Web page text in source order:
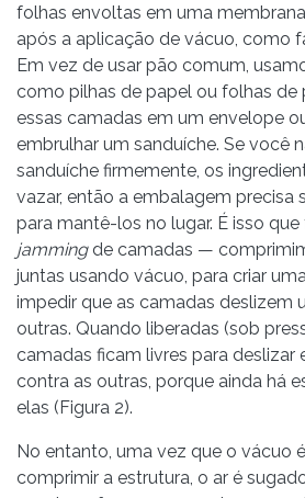
folhas envoltas em uma
após a aplicação de vácuo, como
Em vez de usar pão comum,
como pilhas de papel ou folhas de
essas camadas em um envelope
embrulhar um sanduíche. Se você
sanduíche firmemente, os
vazar, então a embalagem precisa
para mantê-los no lugar. É isso
jammingde camadas —
juntas usando vácuo, para criar
impedir que as camadas deslizem
outras. Quando liberadas (sob
camadas ficam livres para deslizar
contra as outras, porque ainda há
elas (Figura 2).
No entanto, uma vez que o vácuo
comprimir a estrutura, o ar é